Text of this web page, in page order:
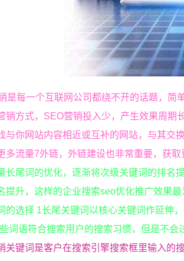
是每一个互联网公司都绕不开的话题，简
销方式，SEO营销投入少，产生效果周
与你网站内容相近或互补的网站，与其交
多流量7外链，外链建设也非常重要，获
长尾词的优化，逐渐将次级关键词的排名
提升，这样的企业搜索seo优化推广效果
的选择 1长尾关键词以核心关键词作延伸
词语符合搜索用户的搜索习惯，但是不会
关键词是客户在搜索引擎搜索框里输入的